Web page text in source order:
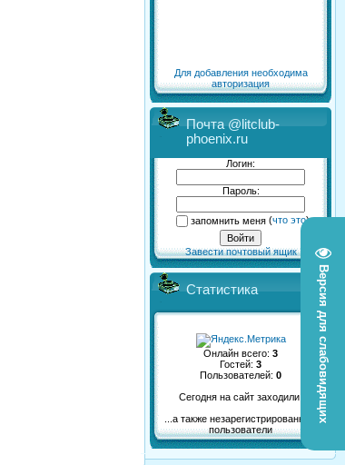
Версия для слабовидящих
Для добавления необходима
авторизация
Почта @litclub-
phoenix.ru
Логин:
Пароль:
запомнить меня(что это)
Завести почтовый ящик
Статистика
Онлайн всего: 3
Гостей: 3
Пользователей: 0
Сегодня на сайт заходили:
...а также незарегистрированные
пользователи